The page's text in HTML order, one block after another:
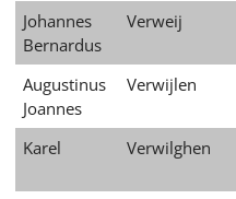
Johannes
Bernardus
Verweij
Augustinus
Joannes
Verwijlen
Karel Verwilghen